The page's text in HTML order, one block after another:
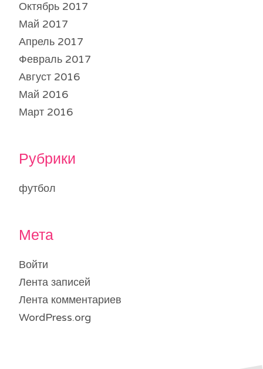
Октябрь 2017
Май 2017
Апрель 2017
Февраль 2017
Август 2016
Май 2016
Март 2016
Рубрики
футбол
Мета
Войти
Лента записей
Лента комментариев
WordPress.org